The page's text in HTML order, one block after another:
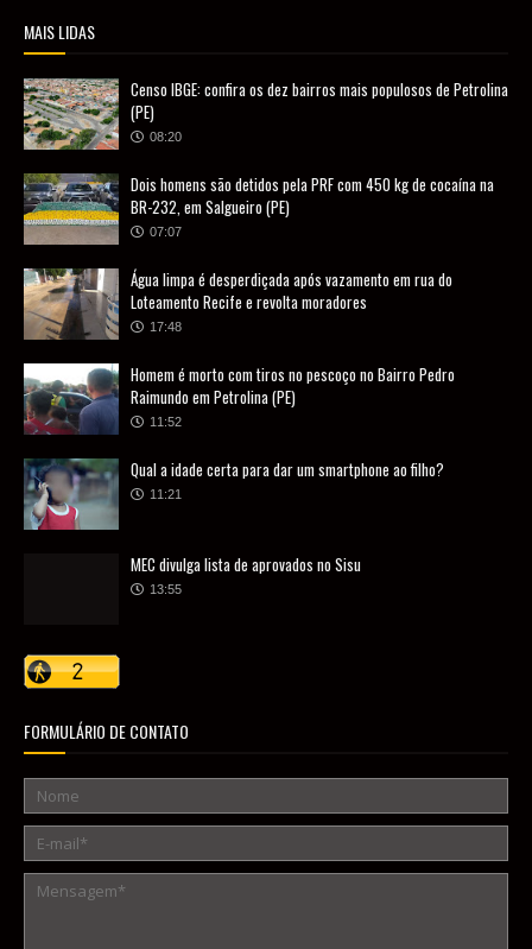
MAIS LIDAS
Censo IBGE: confira os dez bairros mais populosos de Petrolina
(PE)
08:20
Dois homens são detidos pela PRF com 450 kg de cocaína na
BR-232, em Salgueiro (PE)
07:07
Água limpa é desperdiçada após vazamento em rua do
Loteamento Recife e revolta moradores
17:48
Homem é morto com tiros no pescoço no Bairro Pedro
Raimundo em Petrolina (PE)
11:52
Qual a idade certa para dar um smartphone ao filho?
11:21
MEC divulga lista de aprovados no Sisu
13:55
FORMULÁRIO DE CONTATO